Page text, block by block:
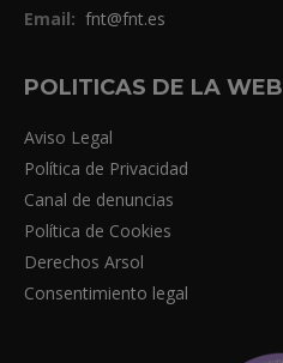
Email: fnt@fnt.es
POLITICAS DE LA WEB
Aviso Legal
Política de Privacidad
Canal de denuncias
Política de Cookies
Derechos Arsol
Consentimiento legal